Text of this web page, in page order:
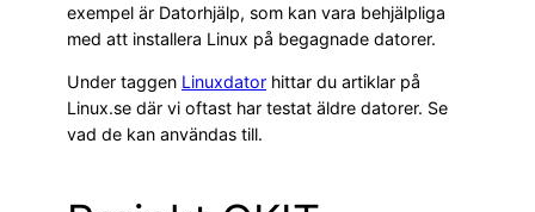
exempel är Datorhjälp, som kan vara behjälpliga
med att installera Linux på begagnade datorer.
Under taggen Linuxdator hittar du artiklar på
Linux.se där vi oftast har testat äldre datorer. Se
vad de kan användas till.